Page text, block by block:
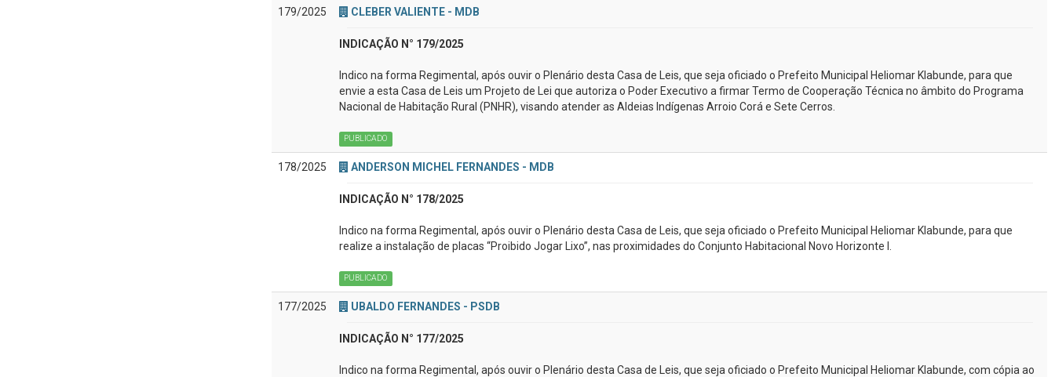
179/2025 CLEBER VALIENTE - MDB
INDICAÇÃO N° 179/2025
Indico na forma Regimental, após ouvir o Plenário desta Casa de Leis, que seja oficiado o Prefeito Municipal Heliomar Klabunde, para que
envie a esta Casa de Leis um Projeto de Lei que autoriza o Poder Executivo a firmar Termo de Cooperação Técnica no âmbito do Programa
Nacional de Habitação Rural (PNHR), visando atender as Aldeias Indígenas Arroio Corá e Sete Cerros.
PUBLICADO
178/2025 ANDERSON MICHEL FERNANDES - MDB
INDICAÇÃO N° 178/2025
Indico na forma Regimental, após ouvir o Plenário desta Casa de Leis, que seja oficiado o Prefeito Municipal Heliomar Klabunde, para que
realize a instalação de placas “Proibido Jogar Lixo”, nas proximidades do Conjunto Habitacional Novo Horizonte I.
PUBLICADO
177/2025 UBALDO FERNANDES - PSDB
INDICAÇÃO N° 177/2025
Indico na forma Regimental, após ouvir o Plenário desta Casa de Leis, que seja oficiado o Prefeito Municipal Heliomar Klabunde, com cópia ao